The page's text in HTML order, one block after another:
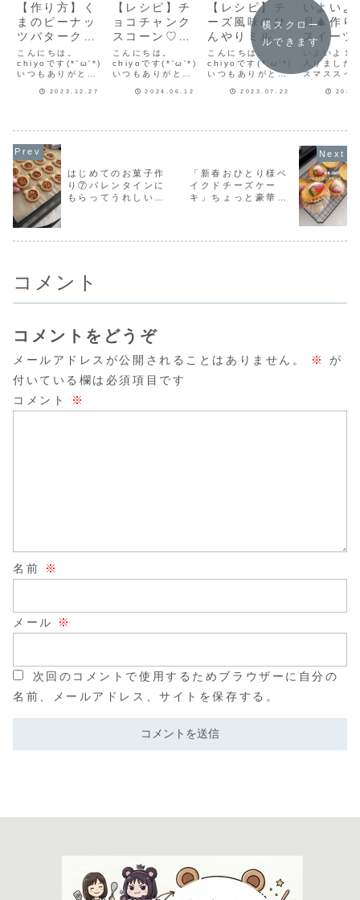
【作り方】く
まのピーナッ
ツバタークッ
キー🥜サクッ
とほろっとす
っごく美味し
い♡アレンジ
こんにちは。
chiyoです(*'ω'*)
いつもありがとう
さんでお試しさせ
ーに混ぜ込んだら
もっと美味しいの
では？と思い、作
ってみました。せ
っかく作るならち
ょこ...
2023.12.27
【レシピ】チ
ョコチャンク
スコーン♡混
ぜて丸めてカ
ットして焼く
だけ♡簡単お
いしいスコー
こんにちは。
chiyoです(*'ω'*)
いつもありがとう
丸めてカットして
す！チョコチャン
クで美味しさ倍増♪
今日は「チョコチ
ャンク...
2024.06.12
【レシピ】チ
ーズ風味のひ
んやりミルク
プリン♡しっ
かり冷やして
すっごく美味
しい♡簡単レ
こんにちは。
chiyoです(*'ω'*)
いつもありがとう
がプリン好き♡そ
たいことがあっ
て…ミルクプリン
は生クリームも入
っ...
2023.07.22
いよいよ
月🎄作り
スイーツ
さんで楽
です【ク
マスケー
いよいよ１
入りました
スマススイ
くなって、
ールケーキ
て切り株に
ました。チ
リームにい
きのこの飾
販のもので
横スクロー
ルできます
はじめてのお菓子作
り⑦バレンタインに
もらってうれしい！
「新春おひとり様ベ
イクドチーズケー
キ」ちょっと豪華に
コメント
コメントをどうぞ
メールアドレスが公開されることはありません。 ※
が
付いている欄は必須項目です
コメント
※
名前 ※
メール ※
次回のコメントで使用するためブラウザーに自分の
名前、メールアドレス、サイトを保存する。